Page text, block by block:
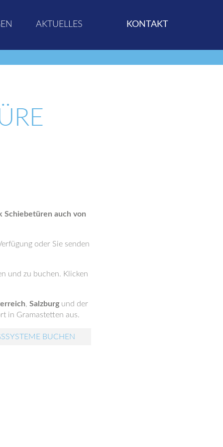
AKTUELLES KONTAKT
Schiebetüren auch von
oder Sie senden
und zu buchen. Klicken
, Salzburgund der
in Gramastetten aus.
BUCHEN